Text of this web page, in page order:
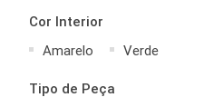
Cor Interior
Amarelo
Verde
Tipo de Peça